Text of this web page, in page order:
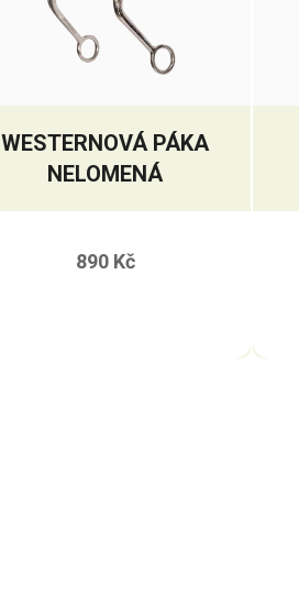
WESTERNOVÁ PÁKA
NELOMENÁ
890 Kč